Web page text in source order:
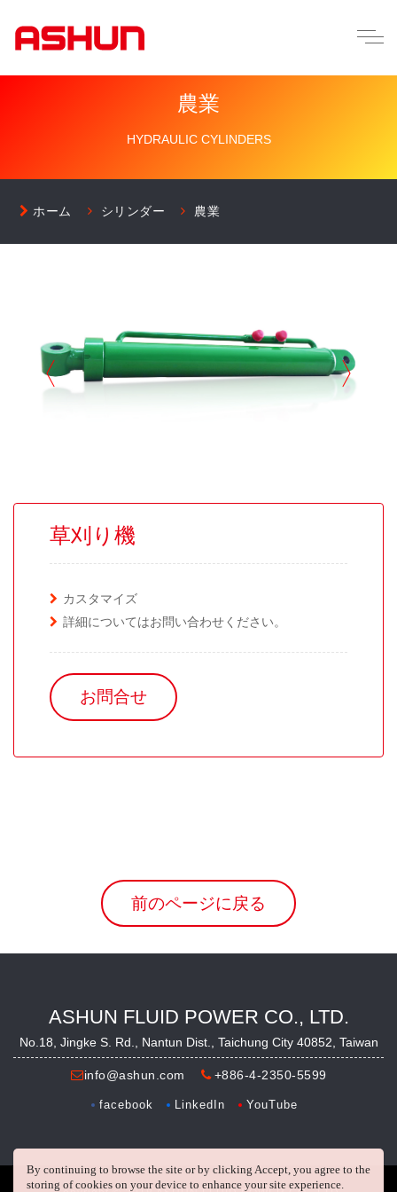
農業
HYDRAULIC CYLINDERS
ホーム シリンダー 農業
草刈り機
カスタマイズ
詳細についてはお問い合わせください。
お問合せ
前のページに戻る
ASHUN FLUID POWER CO., LTD.
No.18, Jingke S. Rd., Nantun Dist., Taichung City 40852, Taiwan
info@ashun.com +886-4-2350-5599
facebook LinkedIn YouTube
By continuing to browse the site or by clicking Accept, you agree to the
storing of cookies on your device to enhance your site experience.